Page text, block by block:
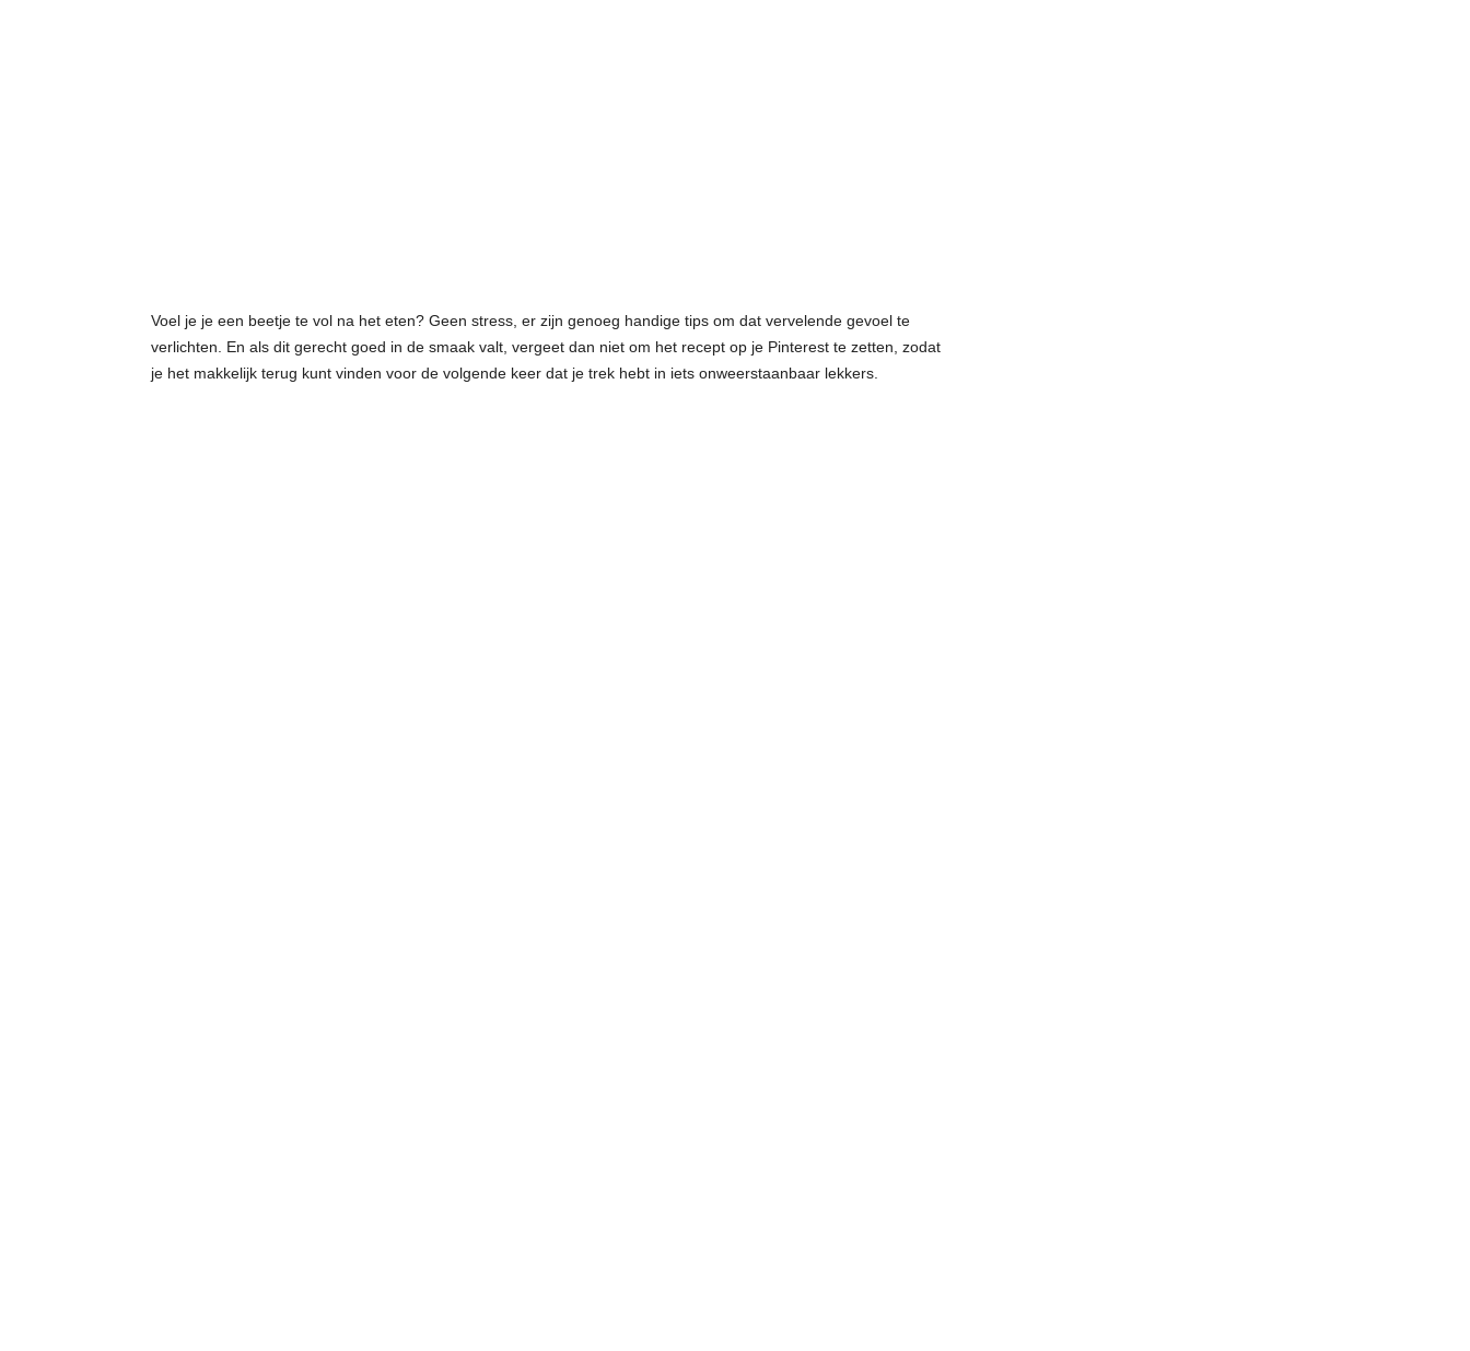
Voel je je een beetje te vol na het eten? Geen stress, er zijn genoeg handige tips om dat vervelende gevoel te
verlichten. En als dit gerecht goed in de smaak valt, vergeet dan niet om het recept op je Pinterest te zetten, zodat
je het makkelijk terug kunt vinden voor de volgende keer dat je trek hebt in iets onweerstaanbaar lekkers.